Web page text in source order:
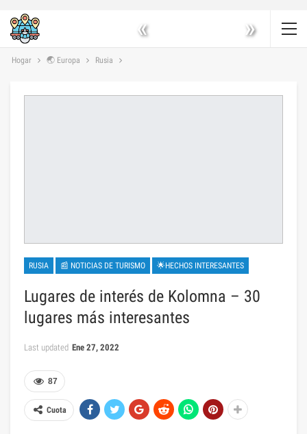
« »
Hogar 🌏 Europa Rusia
RUSIA 📰 NOTICIAS DE TURISMO 🌟HECHOS INTERESANTES
Lugares de interés de Kolomna – 30
lugares más interesantes
Last updated Ene 27, 2022
87
Cuota